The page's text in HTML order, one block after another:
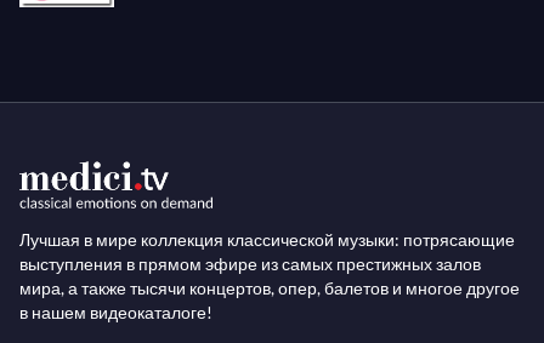
произведения были в его активном репертуаре в
Лучшая в мире коллекция классической музыки: потрясающие
выступления в прямом эфире из самых престижных залов
мира, а также тысячи концертов, опер, балетов и многое другое
в нашем видеокаталоге!